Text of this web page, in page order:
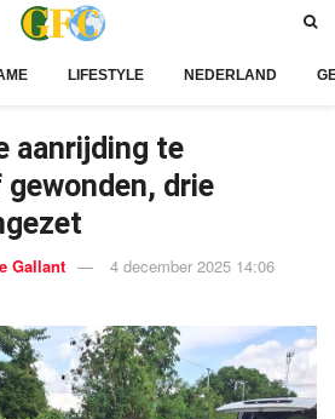
LIFESTYLE NEDERLAND
aanrijding te
drie
Gallant
4 december 2025 14:06